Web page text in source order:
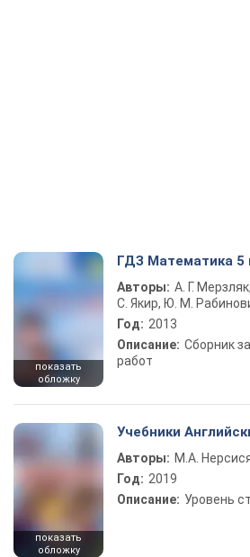
показать
обложку
ГДЗ Математика 5
Авторы: А. Г.
С. Якир, Ю. М.
Год: 2013
Описание: Сборник
работ
показать
обложку
Учебники
Авторы: М.А.
Год: 2019
Описание: Уровень